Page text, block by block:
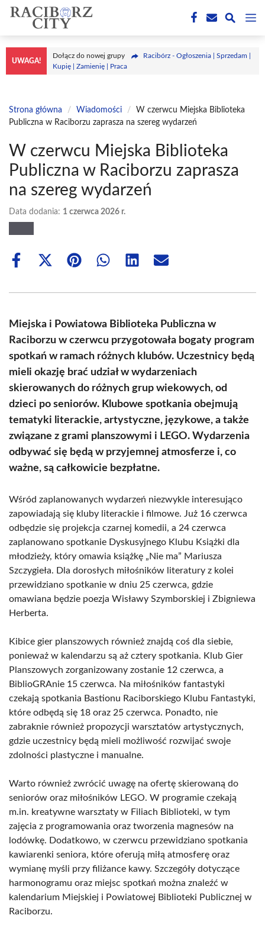
Przejdź
treści
UWAGA!
Dołącz do nowej grupy
Racibórz - Ogłoszenia | Sprzedam |
Kupię | Zamienię | Praca
Strona główna / Wiadomości /
W czerwcu Miejska Biblioteka
Publiczna w Raciborzu zaprasza na szereg wydarzeń
W czerwcu Miejska Biblioteka
Publiczna w Raciborzu zaprasza
na szereg wydarzeń
Data dodania: 1 czerwca 2026 r.
Share
Share
(Twitter)
Share Share Share Share
Miejska i Powiatowa Biblioteka Publiczna w
Raciborzu w czerwcu przygotowała bogaty program
spotkań w ramach różnych klubów. Uczestnicy będą
mieli okazję brać udział w wydarzeniach
skierowanych do różnych grup wiekowych, od
dzieci po seniorów. Klubowe spotkania obejmują
tematyki literackie, artystyczne, językowe, a także
związane z grami planszowymi i LEGO. Wydarzenia
odbywać się będą w przyjemnej atmosferze i, co
ważne, są całkowicie bezpłatne.
Wśród zaplanowanych wydarzeń niezwykle interesująco
zapowiadają się kluby literackie i filmowe. Już 16 czerwca
odbędzie się projekcja czarnej komedii, a 24 czerwca
zaplanowano spotkanie Dyskusyjnego Klubu Książki dla
młodzieży, który omawia książkę „Nie ma” Mariusza
Szczygieła. Dla dorosłych miłośników literatury z kolei
przewidziano spotkanie w dniu 25 czerwca, gdzie
omawiana będzie poezja Wisławy Szymborskiej i Zbigniewa
Herberta.
Kibice gier planszowych również znajdą coś dla siebie,
ponieważ w kalendarzu są aż cztery spotkania. Klub Gier
Planszowych zorganizowany zostanie 12 czerwca, a
BiblioGRAnie 15 czerwca. Na miłośników fantastyki
czekają spotkania Bastionu Raciborskiego Klubu Fantastyki,
które odbędą się 18 oraz 25 czerwca. Ponadto, nie
zabraknie również propozycji warsztatów artystycznych,
gdzie uczestnicy będą mieli możliwość rozwijać swoje
zdolności plastyczne i manualne.
Warto również zwrócić uwagę na ofertę skierowaną do
seniorów oraz miłośników LEGO. W programie czekają
m.in. kreatywne warsztaty w Filiach Biblioteki, w tym
zajęcia z programowania oraz tworzenia magnesów na
lodówkę. Dodatkowo, w czerwcu przewidziano spotkania
kawiarenki seniora, które oferują miłą atmosferę oraz
wymianę myśli przy filiżance kawy. Szczegóły dotyczące
harmonogramu oraz miejsc spotkań można znaleźć w
kalendarium Miejskiej i Powiatowej Biblioteki Publicznej w
Raciborzu.